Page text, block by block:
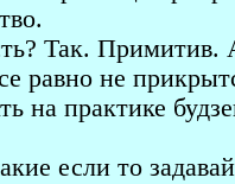
Так. Примитив.
равно не
на практике
если то